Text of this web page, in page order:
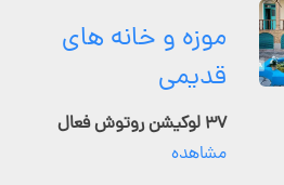
موزه و خانه های
قدیمی
۳۷ لوکیشن روتوش فعال
مشاهده